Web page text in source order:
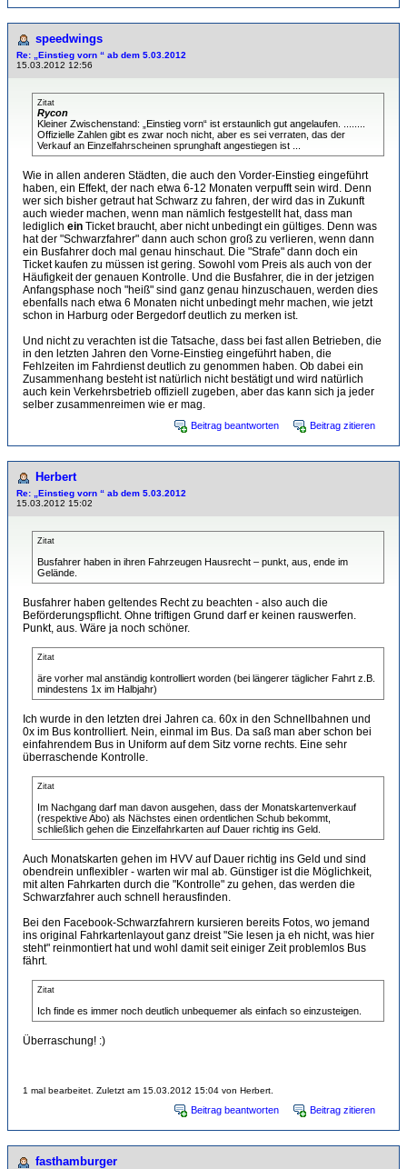
speedwings
Re: „Einstieg vorn “ ab dem 5.03.2012
15.03.2012 12:56
Zitat
Rycon
Kleiner Zwischenstand: „Einstieg vorn“ ist erstaunlich gut angelaufen. ........
Offizielle Zahlen gibt es zwar noch nicht, aber es sei verraten, das der
Verkauf an Einzelfahrscheinen sprunghaft angestiegen ist ...
Wie in allen anderen Städten, die auch den Vorder-Einstieg eingeführt
haben, ein Effekt, der nach etwa 6-12 Monaten verpufft sein wird. Denn
wer sich bisher getraut hat Schwarz zu fahren, der wird das in Zukunft
auch wieder machen, wenn man nämlich festgestellt hat, dass man
lediglich ein Ticket braucht, aber nicht unbedingt ein gültiges. Denn was
hat der "Schwarzfahrer" dann auch schon groß zu verlieren, wenn dann
ein Busfahrer doch mal genau hinschaut. Die "Strafe" dann doch ein
Ticket kaufen zu müssen ist gering. Sowohl vom Preis als auch von der
Häufigkeit der genauen Kontrolle. Und die Busfahrer, die in der jetzigen
Anfangsphase noch "heiß" sind ganz genau hinzuschauen, werden dies
ebenfalls nach etwa 6 Monaten nicht unbedingt mehr machen, wie jetzt
schon in Harburg oder Bergedorf deutlich zu merken ist.
Und nicht zu verachten ist die Tatsache, dass bei fast allen Betrieben, die
in den letzten Jahren den Vorne-Einstieg eingeführt haben, die
Fehlzeiten im Fahrdienst deutlich zu genommen haben. Ob dabei ein
Zusammenhang besteht ist natürlich nicht bestätigt und wird natürlich
auch kein Verkehrsbetrieb offiziell zugeben, aber das kann sich ja jeder
selber zusammenreimen wie er mag.
Beitrag beantworten Beitrag zitieren
Herbert
Re: „Einstieg vorn “ ab dem 5.03.2012
15.03.2012 15:02
Zitat
Busfahrer haben in ihren Fahrzeugen Hausrecht – punkt, aus, ende im
Gelände.
Busfahrer haben geltendes Recht zu beachten - also auch die
Beförderungspflicht. Ohne triftigen Grund darf er keinen rauswerfen.
Punkt, aus. Wäre ja noch schöner.
Zitat
äre vorher mal anständig kontrolliert worden (bei längerer täglicher Fahrt z.B.
mindestens 1x im Halbjahr)
Ich wurde in den letzten drei Jahren ca. 60x in den Schnellbahnen und
0x im Bus kontrolliert. Nein, einmal im Bus. Da saß man aber schon bei
einfahrendem Bus in Uniform auf dem Sitz vorne rechts. Eine sehr
überraschende Kontrolle.
Zitat
Im Nachgang darf man davon ausgehen, dass der Monatskartenverkauf
(respektive Abo) als Nächstes einen ordentlichen Schub bekommt,
schließlich gehen die Einzelfahrkarten auf Dauer richtig ins Geld.
Auch Monatskarten gehen im HVV auf Dauer richtig ins Geld und sind
obendrein unflexibler - warten wir mal ab. Günstiger ist die Möglichkeit,
mit alten Fahrkarten durch die "Kontrolle" zu gehen, das werden die
Schwarzfahrer auch schnell herausfinden.
Bei den Facebook-Schwarzfahrern kursieren bereits Fotos, wo jemand
ins original Fahrkartenlayout ganz dreist "Sie lesen ja eh nicht, was hier
steht" reinmontiert hat und wohl damit seit einiger Zeit problemlos Bus
fährt.
Zitat
Ich finde es immer noch deutlich unbequemer als einfach so einzusteigen.
Überraschung! :)
1 mal bearbeitet. Zuletzt am 15.03.2012 15:04 von Herbert.
Beitrag beantworten Beitrag zitieren
fasthamburger